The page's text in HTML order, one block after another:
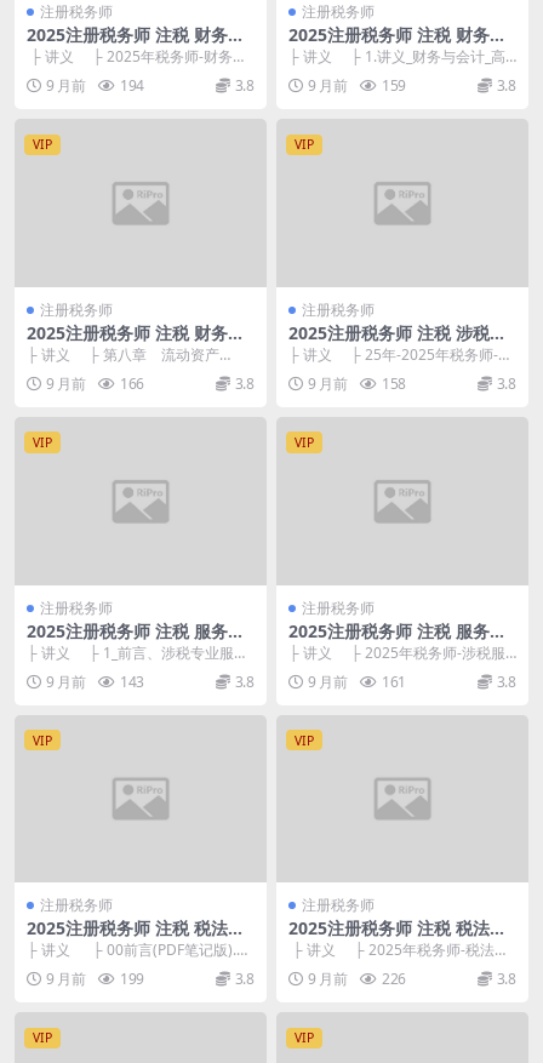
注册税务师
2025注册税务师 注税 财务与
会计 冲刺串讲课-顾言
├ 讲义 ├ 2025年税务师-财务与
会计-精准冲刺108记.pdf ...
9 月前 194 3.8
注册税务师
2025注册税务师 注税 财务与
会计 高频考点班-靳焕一
├ 讲义 ├ 1.讲义_财务与会计_高
频考点_靳焕一_第七章 财务会计
概...9 月前 159 3.8
VIP
注册税务师
2025注册税务师 注税 财务与
会计 习题强化-王艳龙
├ 讲义 ├ 第八章 流动资产
（一）.pdf 332.78kb ...
9 月前 166 3.8
VIP
注册税务师
2025注册税务师 注税 涉税服
务相关法律 冲刺串讲课-付湘
钧
├ 讲义 ├ 25年-2025年税务师-涉
税服务相关法律科目-精准冲刺1...
9 月前 158 3.8
VIP
注册税务师
2025注册税务师 注税 服务实
务 轻1·基础细讲班-陈硕
├ 讲义 ├ 1_前言、涉税专业服务
概述、机构与范围(PDF笔记版).p...
9 月前 143 3.8
VIP
注册税务师
2025注册税务师 注税 服务实
务 冲刺串讲课-刘忠
├ 讲义 ├ 2025年税务师-涉税服
务实务科目-精准冲刺108记.pd...
9 月前 161 3.8
VIP
注册税务师
2025注册税务师 注税 税法二
轻1·基础细讲班-张泉春
├ 讲义 ├ 00前言(PDF笔记版).pd
f 999.56kb ...
9 月前 199 3.8
VIP
注册税务师
2025注册税务师 注税 税法二
冲刺串讲课-孙婧玮
├ 讲义 ├ 2025年税务师-税法
（Ⅱ）-精准冲刺108记.pdf ...
9 月前 226 3.8
VIP VIP